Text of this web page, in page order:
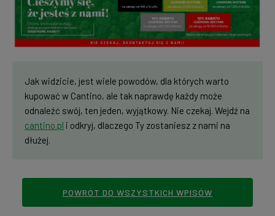
Jak widzicie, jest wiele powodów, dla których warto
kupować w Cantino, ale tak naprawdę każdy może
odnaleźć swój, ten jeden, wyjątkowy. Nie czekaj. Wejdź na
cantino.pl i odkryj, dlaczego Ty zostaniesz z nami na
dłużej.
POWRÓT DO WSZYSTKICH WPISÓW